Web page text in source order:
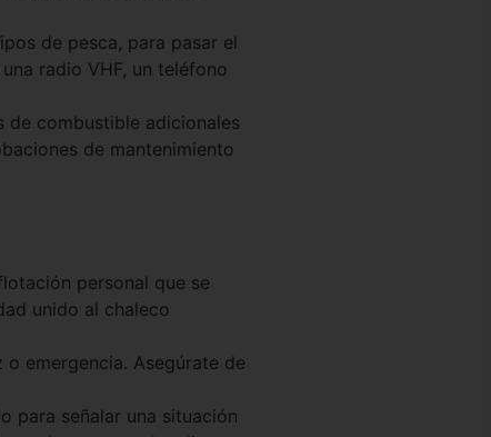
de pesca, para pasar el
radio VHF, un teléfono
de combustible adicionales
de mantenimiento
personal que se
unido al chaleco
emergencia. Asegúrate de
para señalar una situación